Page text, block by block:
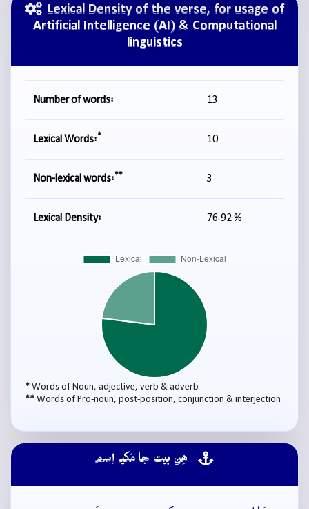
Lexical Density of the verse, for usage of
Artificial Intelligence (AI) & Computational
linguistics
Number of words: 13
Lexical Words:* 10
Non-lexical words:** 3
Lexical Density: 76.92 %
* Words of Noun, adjective, verb & adverb
** Words of Pro-noun, post-position, conjunction & interjection
ھِن بيت جا مُکيہ اِسم